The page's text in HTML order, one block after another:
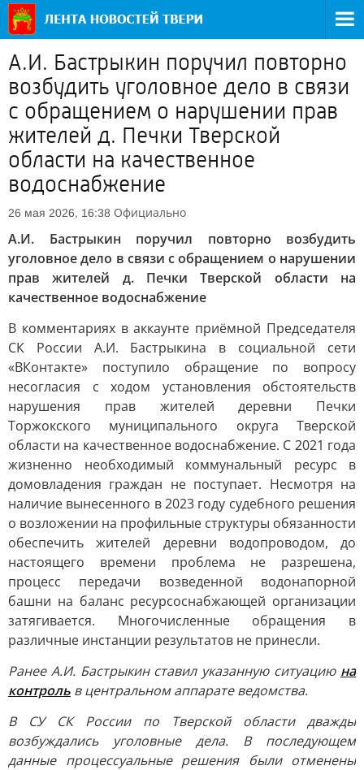
А.И. Бастрыкин поручил повторно
возбудить уголовное дело в связи
с обращением о нарушении прав
жителей д. Печки Тверской
области на качественное
водоснабжение
26 мая 2026, 16:38 Официально
А.И. Бастрыкин поручил повторно возбудить
уголовное дело в связи с обращением о нарушении
прав жителей д. Печки Тверской области на
качественное водоснабжение
В комментариях в аккаунте приёмной Председателя
СК России А.И. Бастрыкина в социальной сети
«ВКонтакте» поступило обращение по вопросу
несогласия с ходом установления обстоятельств
нарушения прав жителей деревни Печки
Торжокского муниципального округа Тверской
области на качественное водоснабжение. С 2021 года
жизненно необходимый коммунальный ресурс в
домовладения граждан не поступает. Несмотря на
наличие вынесенного в 2023 году судебного решения
о возложении на профильные структуры обязанности
обеспечить жителей деревни водопроводом, до
настоящего времени проблема не разрешена,
процесс передачи возведенной водонапорной
башни на баланс ресурсоснабжающей организации
затягивается. Многочисленные обращения в
различные инстанции результатов не принесли.
Ранее А.И. Бастрыкин ставил указанную ситуацию на
контроль в центральном аппарате ведомства.
В СУ СК России по Тверской области дважды
возбуждались уголовные дела. В последующем
данные процессуальные решения были отменены